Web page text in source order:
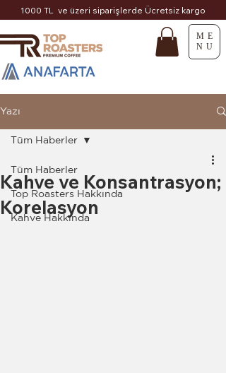
1000 TL ve üzeri siparişlerde Ücretsiz kargo
ME
NU
Yazı
Tüm Haberler
Top Roasters Hakkında
Kahve Hakkında
Tüm Haberler
Kahve ve Konsantrasyon;
Korelasyon